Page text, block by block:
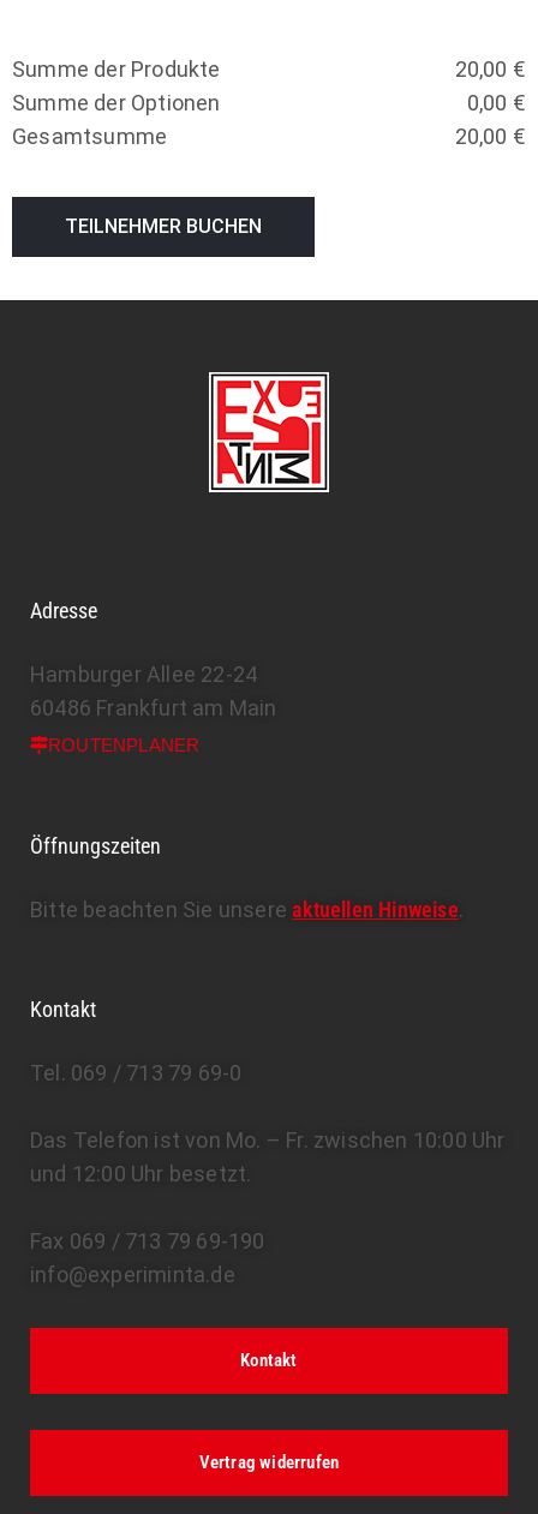
Summe der Produkte 20,00 €
Summe der Optionen
0,00 €
Gesamtsumme
20,00 €
TEILNEHMER BUCHEN
Adresse
Hamburger Allee 22-24
60486 Frankfurt am Main
ROUTENPLANER
Öffnungszeiten
Bitte beachten Sie unsereaktuellen Hinweise.
Kontakt
Tel. 069 / 713 79 69-0
Das Telefon ist von Mo. – Fr. zwischen 10:00 Uhr
und 12:00 Uhr besetzt.
Fax 069 / 713 79 69-190
info@experiminta.de
Kontakt
Vertrag widerrufen